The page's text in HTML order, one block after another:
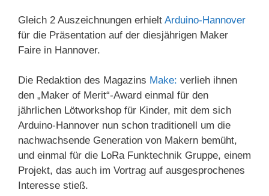
Gleich 2 Auszeichnungen erhielt Arduino-Hannover
für die Präsentation auf der diesjährigen Maker
Faire in Hannover.
Die Redaktion des Magazins Make: verlieh ihnen
den „Maker of Merit“-Award einmal für den
jährlichen Lötworkshop für Kinder, mit dem sich
Arduino-Hannover nun schon traditionell um die
nachwachsende Generation von Makern bemüht,
und einmal für die LoRa Funktechnik Gruppe, einem
Projekt, das auch im Vortrag auf ausgesprochenes
Interesse stieß.